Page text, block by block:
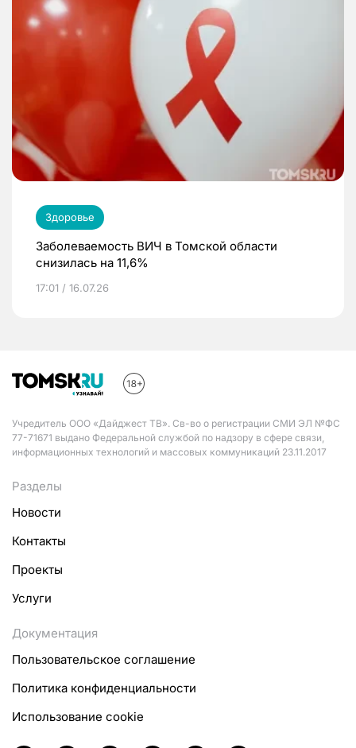
Здоровье
Заболеваемость ВИЧ в Томской области
снизилась на 11,6%
17:01 / 16.07.26
Учредитель ООО «Дайджест ТВ». Св-во о регистрации СМИ ЭЛ №ФС
77-71671 выдано Федеральной службой по надзору в сфере связи,
информационных технологий и массовых коммуникаций 23.11.2017
Разделы
Новости
Контакты
Проекты
Услуги
Документация
Пользовательское соглашение
Политика конфиденциальности
Использование cookie